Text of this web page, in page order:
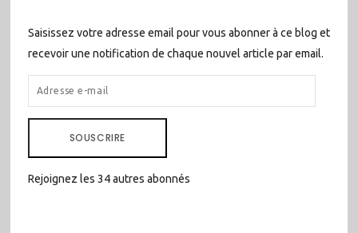
Saisissez votre adresse email pour vous abonner à ce blog et
recevoir une notification de chaque nouvel article par email.
ADRESSE
E-
SOUSCRIRE
Rejoignez les 34 autres abonnés